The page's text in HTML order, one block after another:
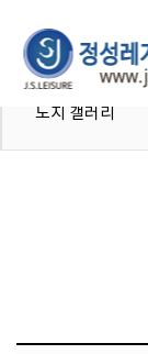
노지 갤러리